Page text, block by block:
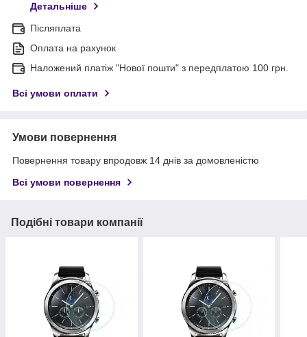
Детальніше
Післяплата
Оплата на рахунок
Наложений платіж "Нової пошти" з передплатою 100 грн.
Всі умови оплати
Умови повернення
Повернення товару впродовж 14 днів за домовленістю
Всі умови повернення
Подібні товари компанії